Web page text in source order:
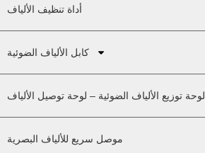
أداة تنظيف الألياف
كابل الألياف الضوئية
لوحة توزيع الألياف الضوئية – لوحة توصيل الألياف
موصل سريع للألياف البصرية